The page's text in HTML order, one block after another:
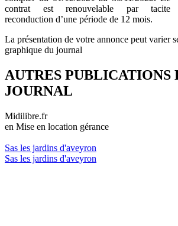
contrat est renouvelable par tacite
reconduction d’une période de 12 mois.
La présentation de votre annonce peut varier
graphique du journal
AUTRES PUBLICATIONS
JOURNAL
Midilibre.fr
en Mise en location gérance
Sas les jardins d'aveyron
Sas les jardins d'aveyron